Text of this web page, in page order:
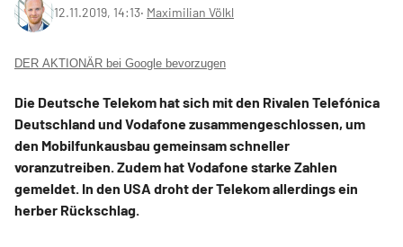
12.11.2019, 14:13‧ Maximilian Völkl
DER AKTIONÄR bei Google bevorzugen
Die Deutsche Telekom hat sich mit den Rivalen Telefónica
Deutschland und Vodafone zusammengeschlossen, um
den Mobilfunkausbau gemeinsam schneller
voranzutreiben. Zudem hat Vodafone starke Zahlen
gemeldet. In den USA droht der Telekom allerdings ein
herber Rückschlag.